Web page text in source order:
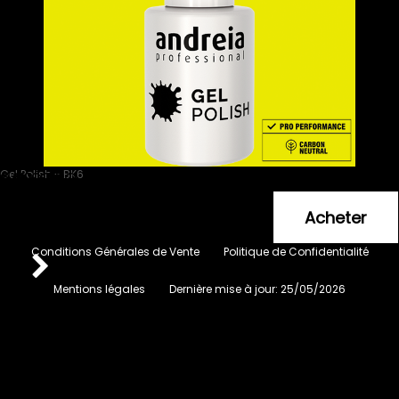
Gel Polish - BK6
SANS TPO - Jaune Fluo
5.99 €
Conditions Générales de Vente Politique de Confidentialité
Mentions légales Dernière mise à jour: 25/05/2026